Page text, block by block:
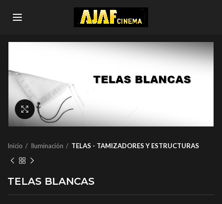
Click to enlarge
Inicio Iluminación TELAS - TAMIZADORES Y ESTRUCTURAS
TELAS BLANCAS